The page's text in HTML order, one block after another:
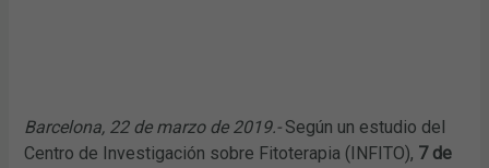
Barcelona, 22 de marzo de 2019.- Según un estudio del
Centro de Investigación sobre Fitoterapia (INFITO), 7 de